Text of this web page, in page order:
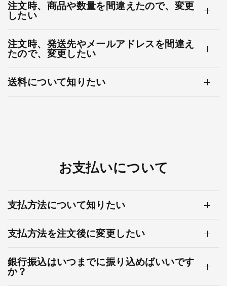
注文時、商品や数量を間違えたので、変更
したい
注文時、発送先やメールアドレスを間違え
たので、変更したい
送料について知りたい
お支払いについて
支払方法について知りたい
支払方法を注文後に変更したい
銀行振込はいつまでに振り込めばいいです
か？